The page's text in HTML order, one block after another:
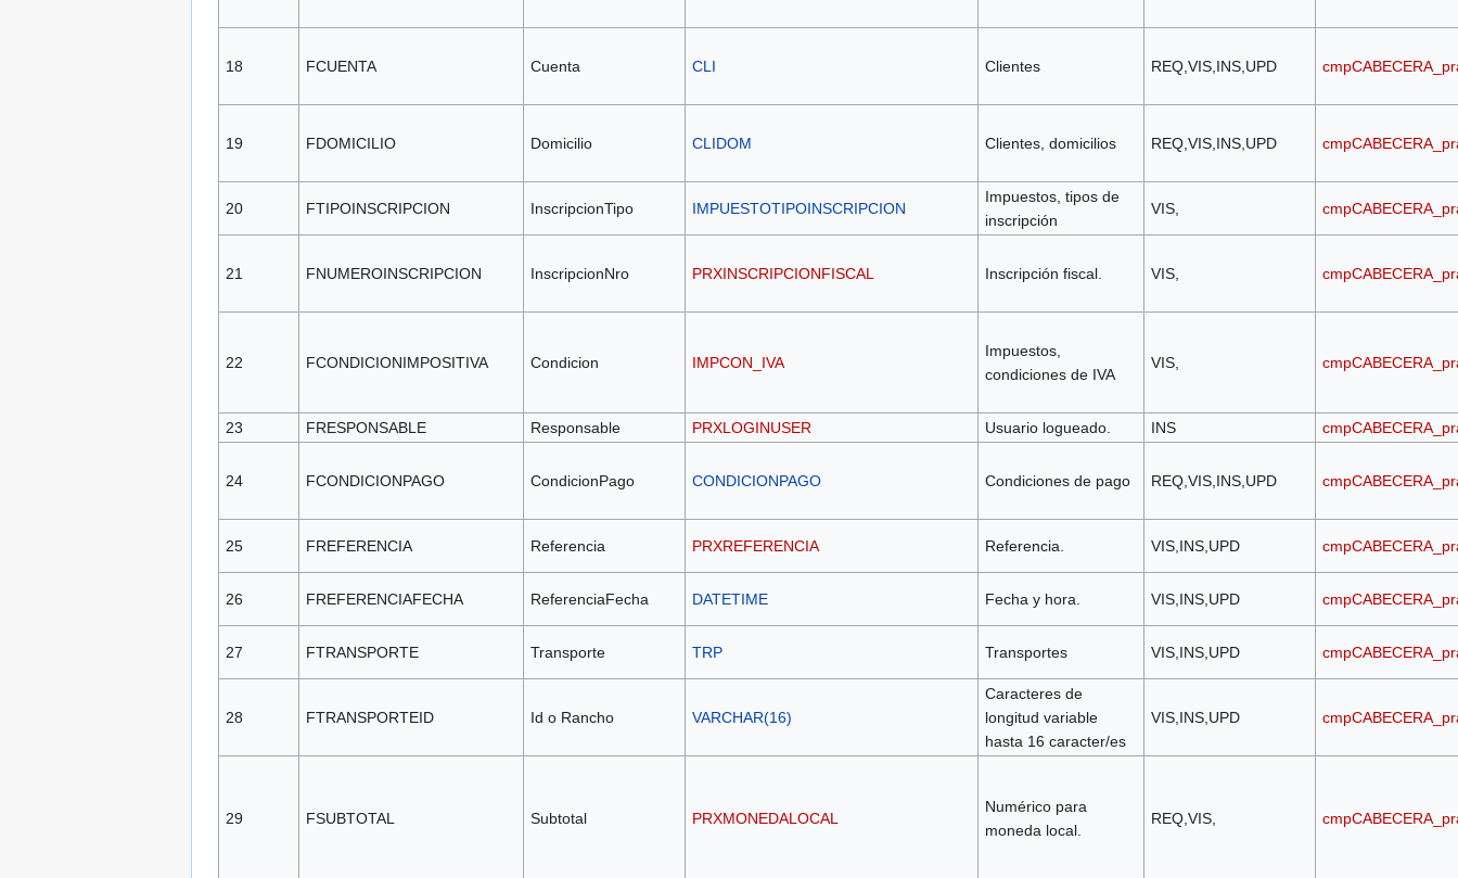
18 FCUENTA Cuenta CLI Clientes REQ,VIS,INS,UPD
19 FDOMICILIO Domicilio CLIDOM Clientes, domicilios REQ,VIS,INS,UPD
20 FTIPOINSCRIPCION InscripcionTipo IMPUESTOTIPOINSCRIPCION
Impuestos, tipos de
inscripción
VIS,
21 FNUMEROINSCRIPCION InscripcionNro PRXINSCRIPCIONFISCAL Inscripción fiscal. VIS,
22 FCONDICIONIMPOSITIVA Condicion IMPCON_IVA
Impuestos,
condiciones de IVA
VIS,
23 FRESPONSABLE Responsable PRXLOGINUSER Usuario logueado. INS
24 FCONDICIONPAGO CondicionPago CONDICIONPAGO Condiciones de pago REQ,VIS,INS,UPD
25 FREFERENCIA Referencia PRXREFERENCIA Referencia. VIS,INS,UPD
26 FREFERENCIAFECHA ReferenciaFecha DATETIME Fecha y hora. VIS,INS,UPD
27 FTRANSPORTE Transporte TRP Transportes VIS,INS,UPD
28 FTRANSPORTEID Id o Rancho VARCHAR(16)
Caracteres de
longitud variable
hasta 16 caracter/es
VIS,INS,UPD
29 FSUBTOTAL Subtotal PRXMONEDALOCAL
Numérico para
moneda local.
REQ,VIS,